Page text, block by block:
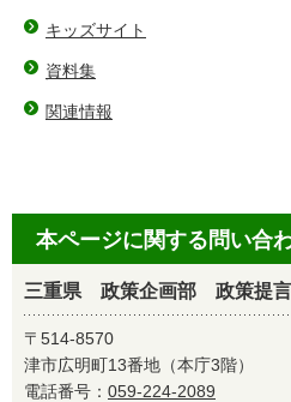
キッズサイト
資料集
関連情報
本ページに関する問い合
三重県 政策企画部 政策提言
〒514-8570
津市広明町13番地（本庁3階）
電話番号： 059-224-2089